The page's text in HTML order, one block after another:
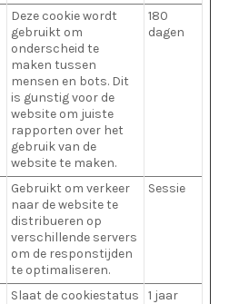
Deze cookie wordt
gebruikt om
onderscheid te
maken tussen
mensen en bots. Dit
is gunstig voor de
website om juiste
rapporten over het
gebruik van de
website te maken.
180
dagen
Gebruikt om verkeer
naar de website te
distribueren op
verschillende servers
om de responstijden
te optimaliseren.
Sessie
Slaat de cookiestatus
1 jaar